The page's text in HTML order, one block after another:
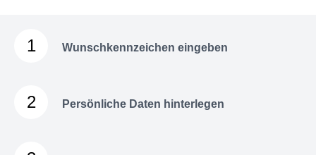
1 Wunschkennzeichen eingeben
2 Persönliche Daten hinterlegen